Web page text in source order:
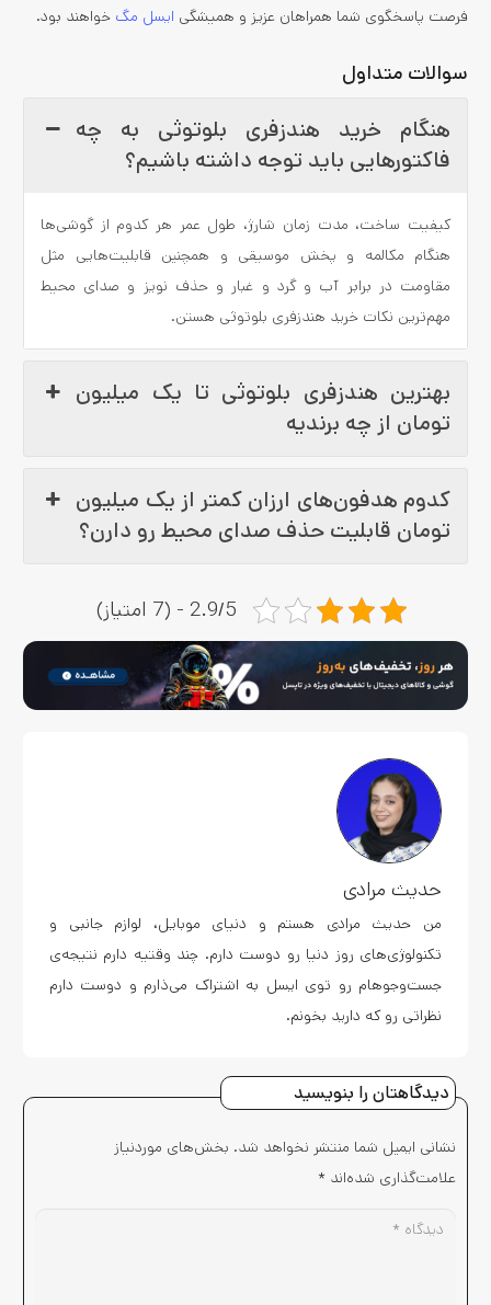
فرصت پاسخگوی شما همراهان عزیز و همیشگی ایسل مگ خواهند بود.
سوالات متداول
هنگام خرید هندزفری بلوتوثی به چه
فاکتورهایی باید توجه داشته باشیم؟
کیفیت ساخت، مدت زمان شارژ، طول عمر هر کدوم از گوشی‌ها
هنگام مکالمه و پخش موسیقی و همچنین قابلیت‌هایی مثل
مقاومت در برابر آب و گرد و غبار و حذف نویز و صدای محیط
مهم‌ترین نکات خرید هندزفری بلوتوثی هستن.
بهترین هندزفری بلوتوثی تا یک میلیون
تومان از چه برندیه
کدوم هدفون‌های ارزان کمتر از یک میلیون
تومان قابلیت حذف صدای محیط رو دارن؟
2.9/5 - (7 امتیاز)
حدیث مرادی
من حدیث مرادی هستم و دنیای موبایل، لوازم جانبی و
تکنولوژی‌های روز دنیا رو دوست دارم. چند وقتیه دارم نتیجه‌ی
جست‌وجوهام رو توی ایسل به اشتراک می‌ذارم و دوست دارم
نظراتی رو که دارید بخونم.
دیدگاهتان را بنویسید
نشانی ایمیل شما منتشر نخواهد شد. بخش‌های موردنیاز
علامت‌گذاری شده‌اند *